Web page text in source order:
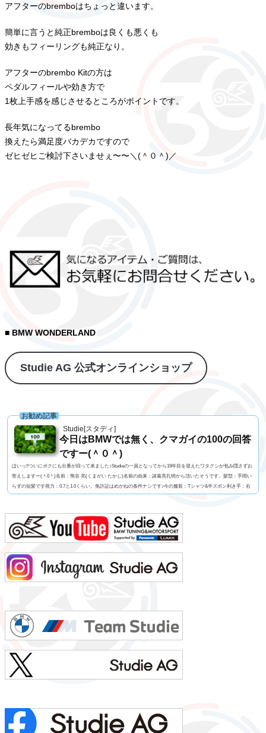
アフターのbremboはちょっと違います。
簡単に言うと純正bremboは良くも悪くも
効きもフィーリングも純正なり。
アフターのbrembo Kitの方は
ペダルフィールや効き方で
1枚上手感を感じさせるところがポイントです。
長年気になってるbrembo
換えたら満足度バカデカですので
ゼヒゼヒご検討下さいませぇ〜〜＼(＾０＾)／
■ BMW WONDERLAND
Studie AG 公式オンラインショップ
Studie[スタディ]
お勧め記事
今日はBMWでは無く、クマガイの100の回答
ですー(＾０＾)
ほいっ!!ついにボクにも出番が回って来ました♪Studieの一員となってから19年目を迎えたワタクシが包み隠さずお
答えしますー(＾0＾)名前：熊谷 亮(くまがい たかし)名前の由来：諸葛亮孔明から頂いたそうです。髪型：手間い
らずの短髪です視力：0.7と1.0くらい。免許証はめがねの条件ナシです♪今の服装：Tシャツ&半ズボン利き手：右